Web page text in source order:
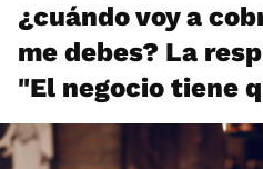
¿cuándo voy a
me debes? La
"El negocio tiene